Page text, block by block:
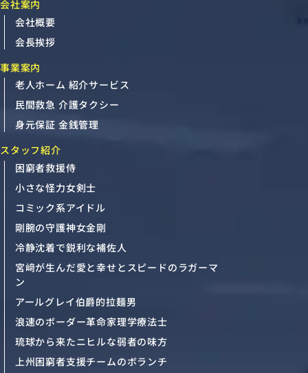
会社案内
会社概要
会長挨拶
事業案内
老人ホーム 紹介サービス
民間救急 介護タクシー
身元保証 金銭管理
スタッフ紹介
困窮者救援侍
小さな怪力女剣士
コミック系アイドル
剛腕の守護神女金剛
冷静沈着で鋭利な補佐人
宮﨑が生んだ愛と幸せとスピードのラガーマ
ン
アールグレイ伯爵的拉麺男
浪速のボーダー革命家理学療法士
琉球から来たニヒルな弱者の味方
上州困窮者支援チームのボランチ